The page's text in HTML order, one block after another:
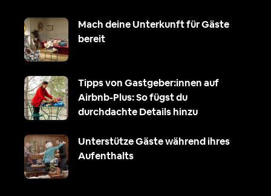
Mach deine Unterkunft für Gäste
bereit
Tipps von Gastgeber:innen auf
Airbnb-Plus: So fügst du
durchdachte Details hinzu
Unterstütze Gäste während ihres
Aufenthalts